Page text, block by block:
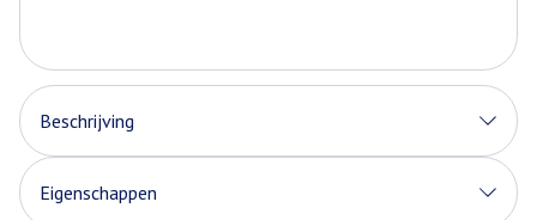
Beschrijving
Eigenschappen